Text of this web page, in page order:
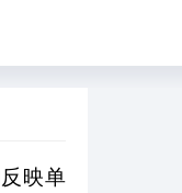
映单